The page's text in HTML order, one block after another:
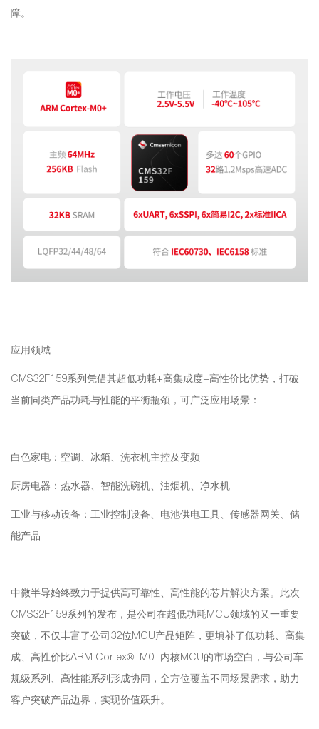
障。
应用领域
CMS32F159系列凭借其超低功耗+高集成度+高性价比优势，打破
当前同类产品功耗与性能的平衡瓶颈，可广泛应用场景：
白色家电：空调、冰箱、洗衣机主控及变频
厨房电器：热水器、智能洗碗机、油烟机、净水机
工业与移动设备：工业控制设备、电池供电工具、传感器网关、储
能产品
中微半导始终致力于提供高可靠性、高性能的芯片解决方案。此次
CMS32F159系列的发布，是公司在超低功耗MCU领域的又一重要
突破，不仅丰富了公司32位MCU产品矩阵，更填补了低功耗、高集
成、高性价比ARM Cortex®-M0+内核MCU的市场空白，与公司车
规级系列、高性能系列形成协同，全方位覆盖不同场景需求，助力
客户突破产品边界，实现价值跃升。